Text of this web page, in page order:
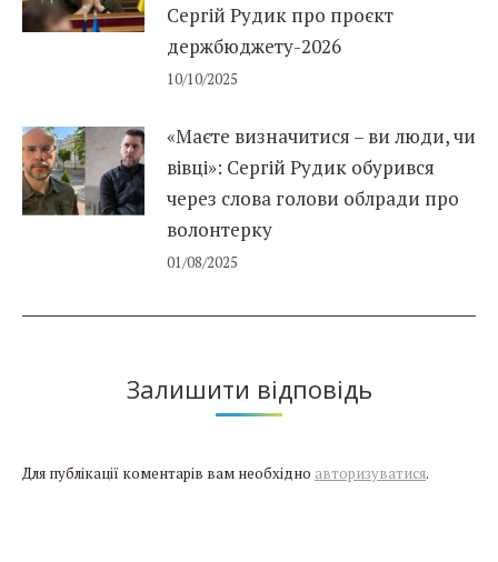
Сергій Рудик про проєкт
держбюджету-2026
10/10/2025
«Маєте визначитися – ви люди, чи
вівці»: Сергій Рудик обурився
через слова голови облради про
волонтерку
01/08/2025
Залишити відповідь
Для публікації коментарів вам необхідно авторизуватися.